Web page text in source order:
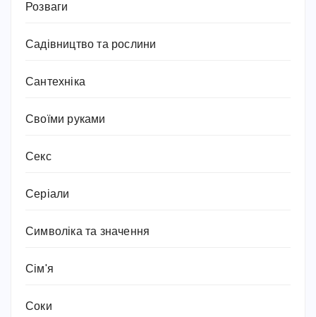
Розваги
Садівництво та рослини
Сантехніка
Своїми руками
Секс
Серіали
Символіка та значення
Сім'я
Соки